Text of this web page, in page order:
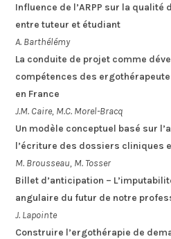
Influence de l’ARPP sur la qualité
entre tuteur et étudiant
A. Barthélémy
La conduite de projet comme
compétences des
en France
J.M. Caire, M.C. Morel-Bracq
Un modèle conceptuel basé sur
l’écriture des dossiers cliniques
M. Brousseau, M. Tosser
Billet d’anticipation –
angulaire du futur de notre
J. Lapointe
Construire l’ergothérapie de